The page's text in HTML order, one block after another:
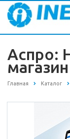
Аспро:
магазин
Главная Каталог